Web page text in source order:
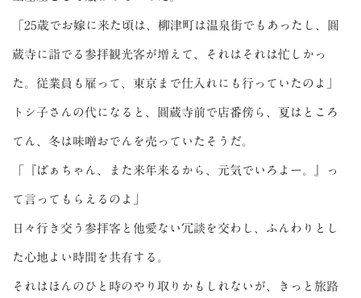
「25歳でお嫁に来た頃は、柳津町は温泉街でもあったし、圓
蔵寺に詣でる参拝観光客が増えて、それはそれは忙しかっ
た。従業員も雇って、東京まで仕入れにも行っていたのよ」
トシ子さんの代になると、圓蔵寺前で店番傍ら、夏はところ
てん、冬は味噌おでんを売っていたそうだ。
「『ばぁちゃん、また来年来るから、元気でいろよー。』っ
て言ってもらえるのよ」
日々行き交う参拝客と他愛ない冗談を交わし、ふんわりとし
た心地よい時間を共有する。
それはほんのひと時のやり取りかもしれないが、きっと旅路